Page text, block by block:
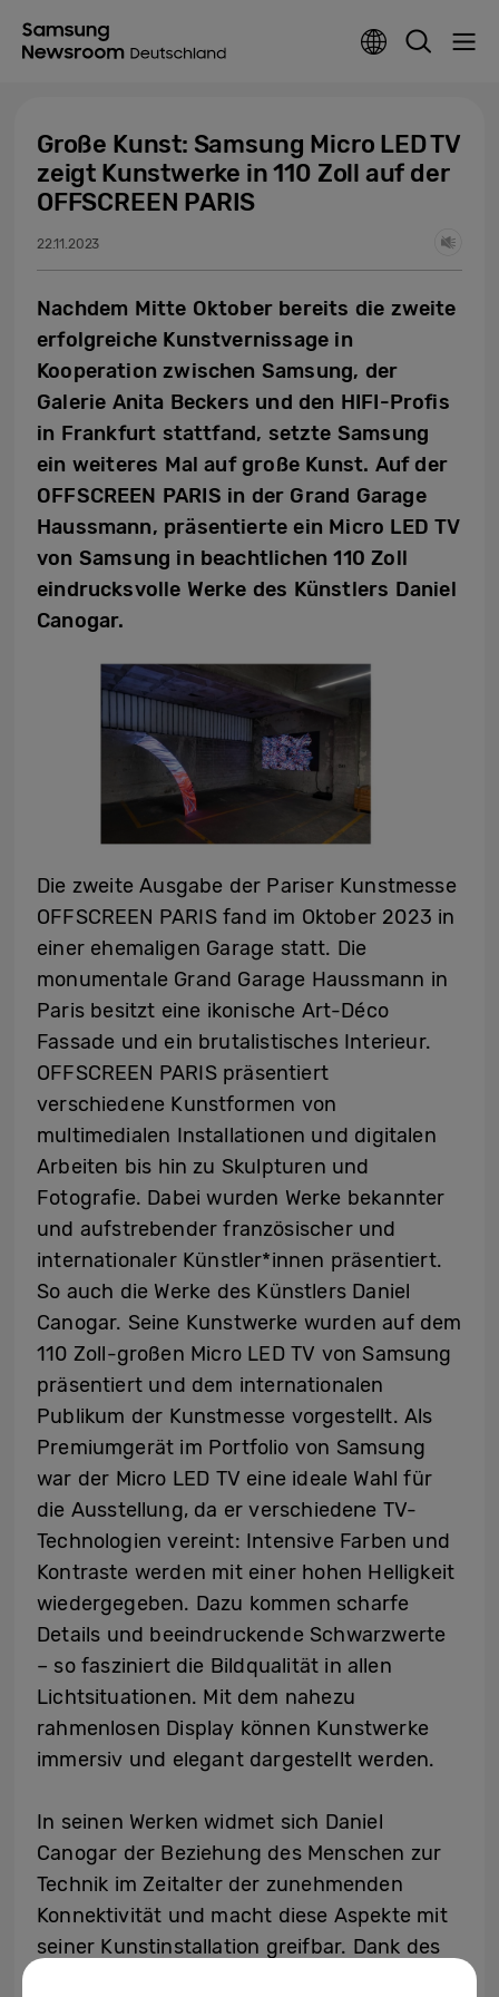
Große Kunst: Samsung Micro LED TV
zeigt Kunstwerke in 110 Zoll auf der
OFFSCREEN PARIS
22.11.2023
Nachdem Mitte Oktober bereits die zweite
erfolgreiche Kunstvernissage in
Kooperation zwischen Samsung, der
Galerie Anita Beckers und den HIFI-Profis
in Frankfurt stattfand, setzte Samsung
ein weiteres Mal auf große Kunst. Auf der
OFFSCREEN PARIS in der Grand Garage
Haussmann, präsentierte ein Micro LED TV
von Samsung in beachtlichen 110 Zoll
eindrucksvolle Werke des Künstlers Daniel
Canogar.
Die zweite Ausgabe der Pariser Kunstmesse
OFFSCREEN PARIS fand im Oktober 2023 in
einer ehemaligen Garage statt. Die
monumentale Grand Garage Haussmann in
Paris besitzt eine ikonische Art-Déco
Fassade und ein brutalistisches Interieur.
OFFSCREEN PARIS präsentiert
verschiedene Kunstformen von
multimedialen Installationen und digitalen
Arbeiten bis hin zu Skulpturen und
Fotografie. Dabei wurden Werke bekannter
und aufstrebender französischer und
internationaler Künstler*innen präsentiert.
So auch die Werke des Künstlers Daniel
Canogar. Seine Kunstwerke wurden auf dem
110 Zoll-großen Micro LED TV von Samsung
präsentiert und dem internationalen
Publikum der Kunstmesse vorgestellt. Als
Premiumgerät im Portfolio von Samsung
war der Micro LED TV eine ideale Wahl für
die Ausstellung, da er verschiedene TV-
Technologien vereint: Intensive Farben und
Kontraste werden mit einer hohen Helligkeit
wiedergegeben. Dazu kommen scharfe
Details und beeindruckende Schwarzwerte
– so fasziniert die Bildqualität in allen
Lichtsituationen. Mit dem nahezu
rahmenlosen Display können Kunstwerke
immersiv und elegant dargestellt werden.
In seinen Werken widmet sich Daniel
Canogar der Beziehung des Menschen zur
Technik im Zeitalter der zunehmenden
Konnektivität und macht diese Aspekte mit
seiner Kunstinstallation greifbar. Dank des